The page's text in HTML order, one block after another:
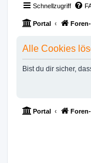
Schnellzugriff
Portal
Alle Cookies
Bist du dir sicher,
Portal